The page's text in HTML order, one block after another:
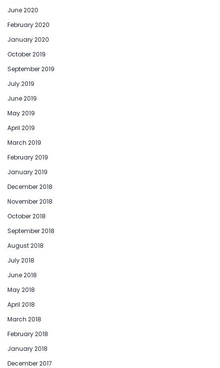
June 2020
February 2020
January 2020
October 2019
September 2019
July 2019
June 2019
May 2019
April 2019
March 2019
February 2019
January 2019
December 2018
November 2018
October 2018
September 2018
August 2018
July 2018
June 2018
May 2018
April 2018
March 2018
February 2018
January 2018
December 2017